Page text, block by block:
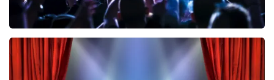
Megadeth
322 laatste 30 minuten